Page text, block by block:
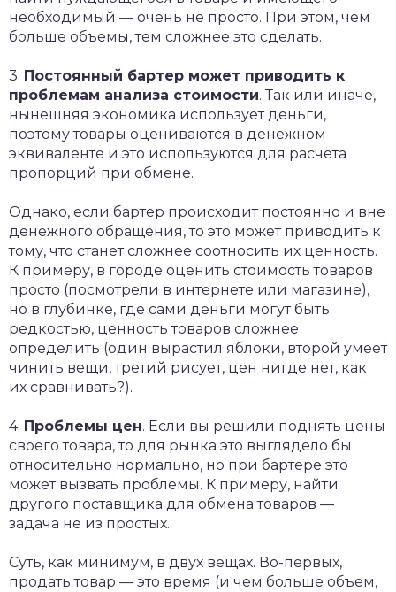
необходимый — очень не просто. При этом, чем
больше объемы, тем сложнее это сделать.
3. Постоянный бартер может приводить к
проблемам анализа стоимости. Так или иначе,
нынешняя экономика использует деньги,
поэтому товары оцениваются в денежном
эквиваленте и это используются для расчета
пропорций при обмене.
Однако, если бартер происходит постоянно и вне
денежного обращения, то это может приводить к
тому, что станет сложнее соотносить их ценность.
К примеру, в городе оценить стоимость товаров
просто (посмотрели в интернете или магазине),
но в глубинке, где сами деньги могут быть
редкостью, ценность товаров сложнее
определить (один вырастил яблоки, второй умеет
чинить вещи, третий рисует, цен нигде нет, как
их сравнивать?).
4. Проблемы цен. Если вы решили поднять цены
своего товара, то для рынка это выглядело бы
относительно нормально, но при бартере это
может вызвать проблемы. К примеру, найти
другого поставщика для обмена товаров —
задача не из простых.
Суть, как минимум, в двух вещах. Во-первых,
продать товар — это время (и чем больше объем,